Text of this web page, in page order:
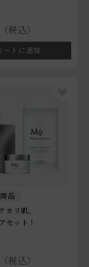
税込）
ートに追加
品
カリ肌、
セット！
税込）